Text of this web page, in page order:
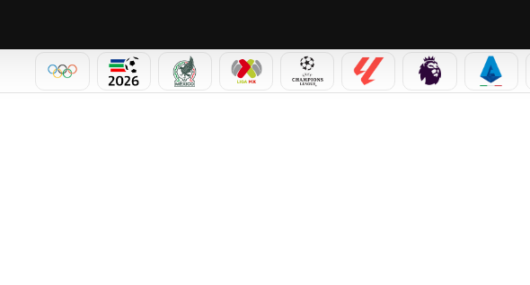
OLÍMPICOSMUNDIAL 2026SELECCIÓN MEXICANA
LIGA MX CHAMPIONS LEAGUE
LALIGA PREMIER LEAGUE
SERIE A